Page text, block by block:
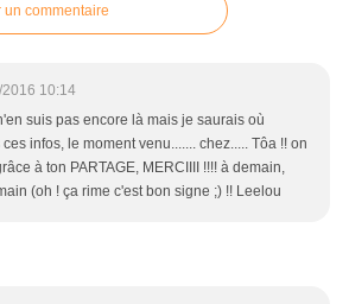
un commentaire
10:14
suis pas encore là mais je saurais où
infos, le moment venu....... chez..... Tôa !! on
à ton PARTAGE, MERCIIII !!!! à demain,
(oh ! ça rime c'est bon signe ;) !! Leelou